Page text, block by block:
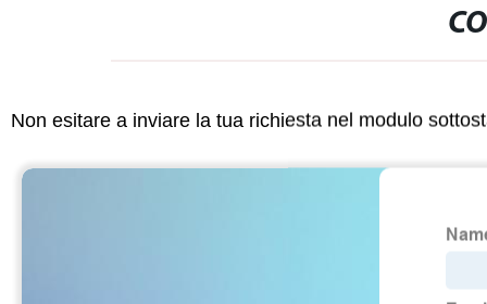
Non esitare a inviare la tua richiesta nel modulo